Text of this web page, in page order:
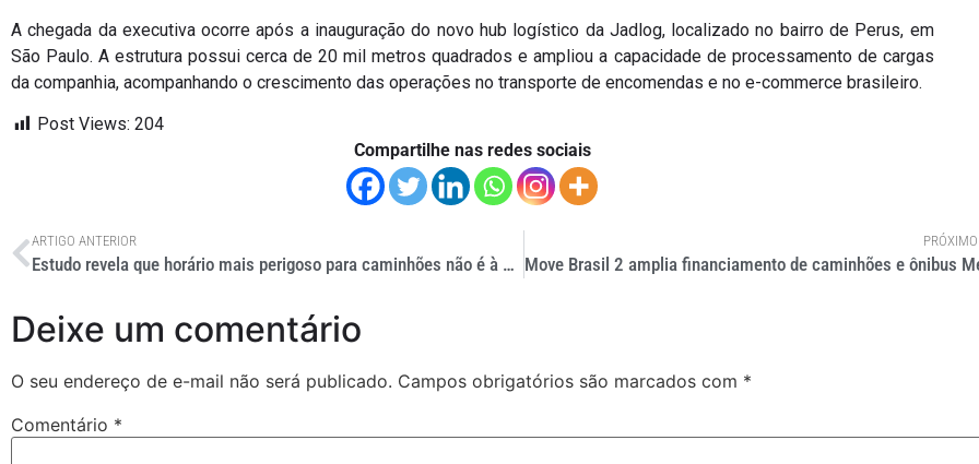
A chegada da executiva ocorre após a inauguração do novo hub logístico da Jadlog, localizado no bairro de Perus, em
São Paulo. A estrutura possui cerca de 20 mil metros quadrados e ampliou a capacidade de processamento de cargas
da companhia, acompanhando o crescimento das operações no transporte de encomendas e no e-commerce brasileiro.
Post Views: 204
Compartilhe nas redes sociais
ARTIGO ANTERIOR
Estudo revela que horário mais perigoso para caminhões não é à noite
Deixe um comentário
O seu endereço de e-mail não será publicado. Campos obrigatórios são marcados com *
Comentário *